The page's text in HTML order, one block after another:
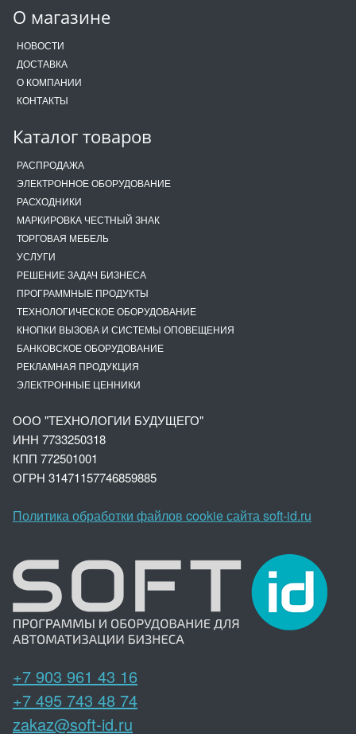
О магазине
НОВОСТИ
ДОСТАВКА
О КОМПАНИИ
КОНТАКТЫ
Каталог товаров
РАСПРОДАЖА
ЭЛЕКТРОННОЕ ОБОРУДОВАНИЕ
РАСХОДНИКИ
МАРКИРОВКА ЧЕСТНЫЙ ЗНАК
ТОРГОВАЯ МЕБЕЛЬ
УСЛУГИ
РЕШЕНИЕ ЗАДАЧ БИЗНЕСА
ПРОГРАММНЫЕ ПРОДУКТЫ
ТЕХНОЛОГИЧЕСКОЕ ОБОРУДОВАНИЕ
КНОПКИ ВЫЗОВА И СИСТЕМЫ ОПОВЕЩЕНИЯ
БАНКОВСКОЕ ОБОРУДОВАНИЕ
РЕКЛАМНАЯ ПРОДУКЦИЯ
ЭЛЕКТРОННЫЕ ЦЕННИКИ
ООО "ТЕХНОЛОГИИ БУДУЩЕГО"
ИНН 7733250318
КПП 772501001
ОГРН 31471157746859885
Политика обработки файлов cookie сайта soft-id.ru
+7 903 961 43 16
+7 495 743 48 74
zakaz@soft-id.ru